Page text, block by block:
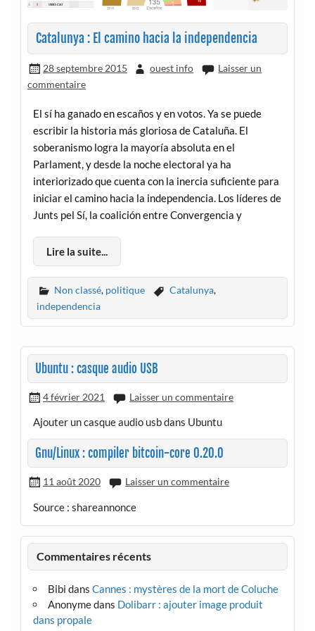
Catalunya : El camino hacia la independencia
28 septembre 2015 ouest info
Laisser un
commentaire
El sí ha ganado en escaños y en votos. Ya se puede
escribir la historia más gloriosa de Cataluña. El
soberanismo logra la mayoría absoluta en el
Parlament, y desde la noche electoral ya ha
interiorizado que cuenta con la inercia suficiente para
iniciar el camino hacia la independencia. Los líderes de
Junts pel Sí, la coalición entre Convergencia y
Lire la suite...
Non classé, politique Catalunya,
independencia
Ubuntu : casque audio USB
4 février 2021 Laisser un commentaire
Ajouter un casque audio usb dans Ubuntu
Gnu/Linux : compiler bitcoin-core 0.20.0
11 août 2020 Laisser un commentaire
Source : shareannonce
Commentaires récents
Bibi dans Cannes : mystères de la mort de Coluche
Anonymedans Dolibarr : ajouter image produit
dans propale